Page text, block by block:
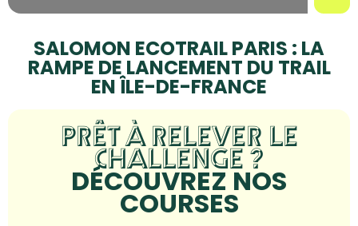
SALOMON ECOTRAIL PARIS : LA
RAMPE DE LANCEMENT DU TRAIL
EN ÎLE-DE-FRANCE
PRÊT À RELEVER LE
CHALLENGE ?
DÉCOUVREZ NOS
COURSES